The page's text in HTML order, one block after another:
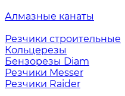
Алмазные канаты
Резчики строительные
Кольцерезы
Бензорезы Diam
Резчики Messer
Резчики Raider